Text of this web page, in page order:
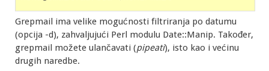
Grepmail ima velike mogućnosti filtriranja po datumu
(opcija -d), zahvaljujući Perl modulu Date::Manip. Također,
grepmail možete ulančavati (pipeati), isto kao i većinu
drugih naredbe.